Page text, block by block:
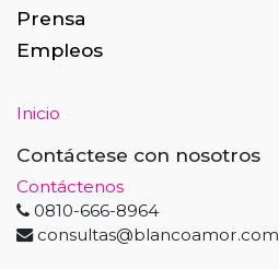
Prensa
Empleos
Inicio
Contáctese con nosotros
Contáctenos
0810-666-8964
consultas@blancoamor.com